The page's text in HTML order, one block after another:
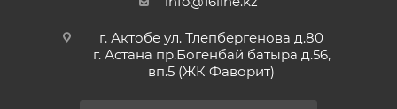
г. Актобе ул. Тлепбергенова д.80
г. Астана пр.Богенбай батыра д.56,
вп.5 (ЖК Фаворит)